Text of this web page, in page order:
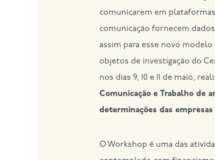
comunicarem em
comunicação fornecem
assim para esse novo
objetos de investigação do
nos dias 9, 10 e 11 de maio,
Comunicação e Trabalho de
determinações das
O Workshop é uma das